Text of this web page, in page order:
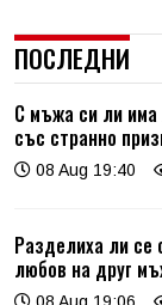
ПОСЛЕДНИ
С мъжа си ли
със странно
08 Aug 19:40
Разделиха ли се
любов на друг
08 Aug 19:06